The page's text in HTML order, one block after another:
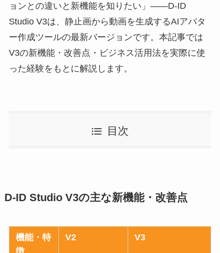
ョンとの違いと新機能を知りたい」——D-ID
Studio V3は、静止画から動画を生成するAIアバタ
ー作成ツールの最新バージョンです。本記事では
V3の新機能・改善点・ビジネス活用法を実際に使
った経験をもとに解説します。
目次
D-ID Studio V3の主な新機能・改善点
機能・特
V2 V3